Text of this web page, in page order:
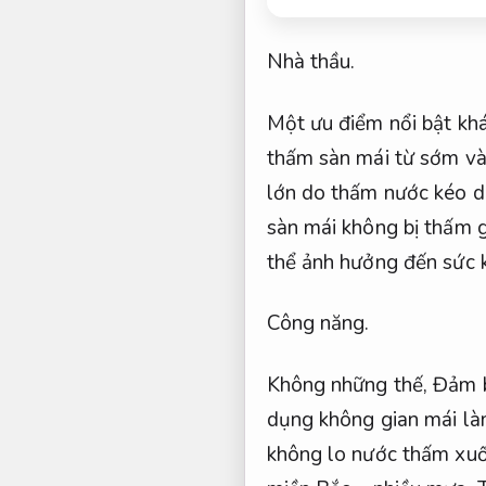
Nhà thầu.
Một ưu điểm nổi bật
thấm sàn mái từ sớm
lớn do thấm nước kéo
sàn mái không bị thấm
thể ảnh hưởng đến
Công năng.
Không những thế,Đảm
dụng không gian mái
không lo nước thấm